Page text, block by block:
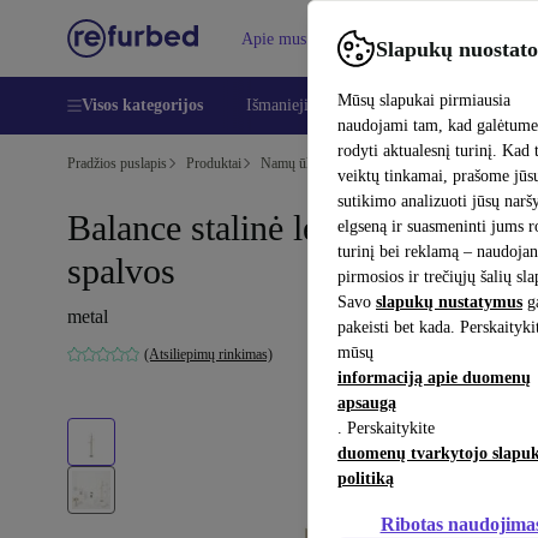
Slapukų
Mūsų slapukai pirmiausia
naudojami tam, kad
rodyti aktualesnį turinį. Kad
veiktų tinkamai, prašome
sutikimo analizuoti jūsų
elgseną ir suasmeninti jums
turinį bei reklamą –
pirmosios ir trečiųjų šalių
Savo slapukų nustatymus
pakeisti bet kada.
mūsų
informaciją apie duomenų
apsaugą
. Perskaitykite
duomenų tvarkytojo
politiką
Ribotas
Apie mus Pagalba
Visos kategorijos Išmanieji telefonai Nešiojamieji
Pradžios puslapis Produktai Namų ūkis Baldai
Balance stalinė lempa žalvario
spalvos
metal
(Atsiliepimų rinkimas)